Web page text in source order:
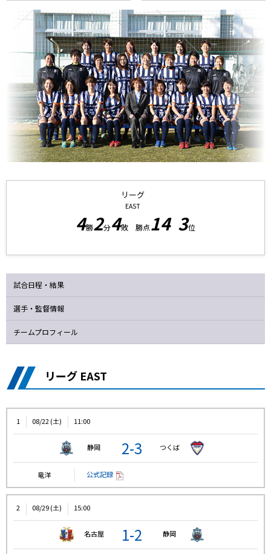
リーグ
EAST
4勝2分4敗 勝点14 3位
試合日程・結果
選手・監督情報
チームプロフィール
リーグ EAST
1 08/22 (土) 11:00
静岡 2-3 つくば
竜洋 公式記録
2 08/29 (土) 15:00
名古屋 1-2 静岡